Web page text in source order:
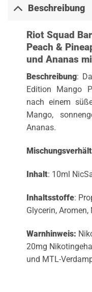
Beschreibung
Riot Squad
Peach &
und Ananas
Beschreibung:
Edition Mango
nach einem
Mango,
Ananas.
Inhalt: 10ml
Inhaltsstoffe:
Glycerin,
Warnhinweis:
20mg
und MTL-